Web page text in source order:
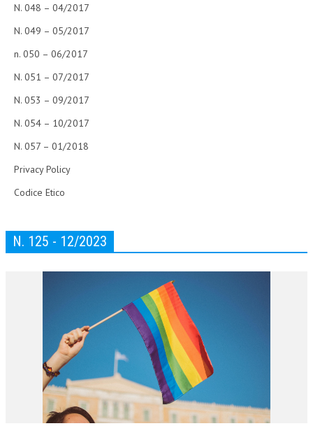
N. 048 – 04/2017
N. 049 – 05/2017
n. 050 – 06/2017
N. 051 – 07/2017
N. 053 – 09/2017
N. 054 – 10/2017
N. 057 – 01/2018
Privacy Policy
Codice Etico
N. 125 - 12/2023